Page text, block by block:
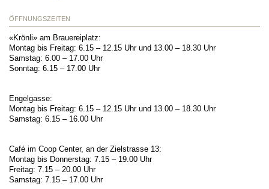
ÖFFNUNGSZEITEN
«Krönli» am Brauereiplatz:
Montag bis Freitag: 6.15 – 12.15 Uhr und 13.00 – 18.30 Uhr
Samstag: 6.00 – 17.00 Uhr
Sonntag: 6.15 – 17.00 Uhr
Engelgasse:
Montag bis Freitag: 6.15 – 12.15 Uhr und 13.00 – 18.30 Uhr
Samstag: 6.15 – 16.00 Uhr
Café im Coop Center, an der Zielstrasse 13:
Montag bis Donnerstag: 7.15 – 19.00 Uhr
Freitag: 7.15 – 20.00 Uhr
Samstag: 7.15 – 17.00 Uhr